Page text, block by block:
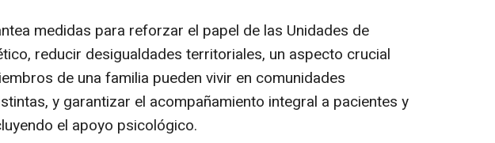
medidas para reforzar el papel de las Unidades de
reducir desigualdades territoriales, un aspecto crucial
de una familia pueden vivir en comunidades
y garantizar el acompañamiento integral a pacientes y
el apoyo psicológico.